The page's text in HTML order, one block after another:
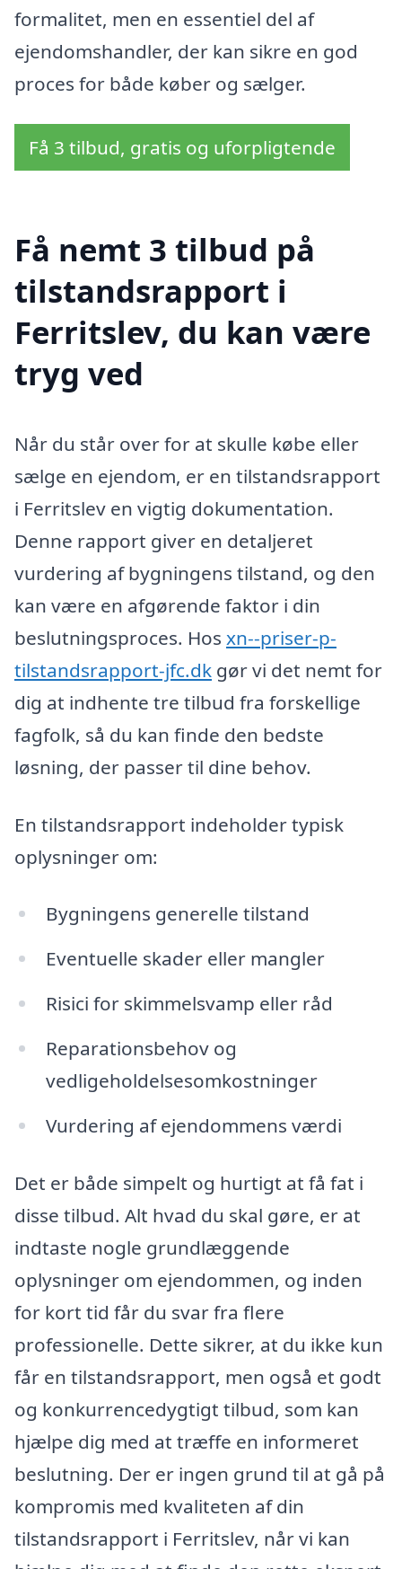
formalitet, men en essentiel del af
ejendomshandler, der kan sikre en god
proces for både køber og sælger.
Få 3 tilbud, gratis og uforpligtende
Få nemt 3 tilbud på
tilstandsrapport i
Ferritslev, du kan være
tryg ved
Når du står over for at skulle købe eller
sælge en ejendom, er en tilstandsrapport
i Ferritslev en vigtig dokumentation.
Denne rapport giver en detaljeret
vurdering af bygningens tilstand, og den
kan være en afgørende faktor i din
beslutningsproces. Hos xn--priser-p-
tilstandsrapport-jfc.dk gør vi det nemt for
dig at indhente tre tilbud fra forskellige
fagfolk, så du kan finde den bedste
løsning, der passer til dine behov.
En tilstandsrapport indeholder typisk
oplysninger om:
Bygningens generelle tilstand
Eventuelle skader eller mangler
Risici for skimmelsvamp eller råd
Reparationsbehov og
vedligeholdelsesomkostninger
Vurdering af ejendommens værdi
Det er både simpelt og hurtigt at få fat i
disse tilbud. Alt hvad du skal gøre, er at
indtaste nogle grundlæggende
oplysninger om ejendommen, og inden
for kort tid får du svar fra flere
professionelle. Dette sikrer, at du ikke kun
får en tilstandsrapport, men også et godt
og konkurrencedygtigt tilbud, som kan
hjælpe dig med at træffe en informeret
beslutning. Der er ingen grund til at gå på
kompromis med kvaliteten af din
tilstandsrapport i Ferritslev, når vi kan